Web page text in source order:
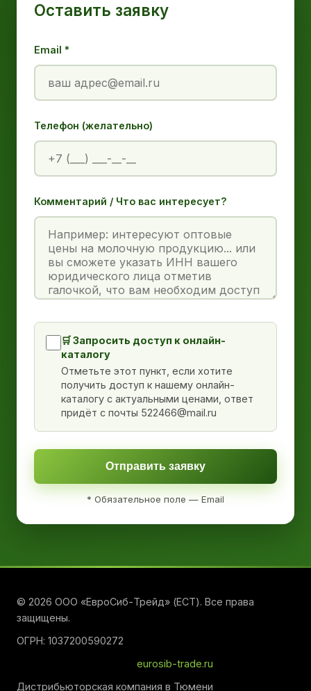
Оставить заявку
Email *
Телефон (желательно)
Комментарий / Что вас интересует?
🛒 Запросить доступ к онлайн-
каталогу
Отметьте этот пункт, если хотите
получить доступ к нашему онлайн-
каталогу с актуальными ценами, ответ
придёт с почты 522466@mail.ru
Отправить заявку
* Обязательное поле — Email
© 2026 ООО «ЕвроСиб-Трейд» (ЕСТ). Все права
защищены.
ОГРН: 1037200590272
eurosib-trade.ru
Дистрибьюторская компания в Тюмени